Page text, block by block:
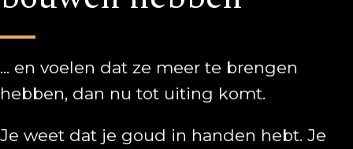
... en voelen dat ze meer te brengen
hebben, dan nu tot uiting komt.
Je weet dat je goud in handen hebt. Je